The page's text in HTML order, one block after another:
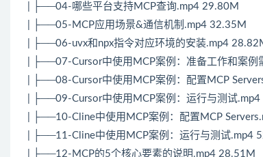
| ├──04-哪些平台支持MCP查询.mp4 29.80M
| ├──05-MCP应用场景&通信机制.mp4 32.35M
| ├──06-uvx和npx指令对应环境的安装.mp4
| ├──07-Cursor中使用MCP案例：准备工作和案例
| ├──08-Cursor中使用MCP案例：配置MCP
| ├──09-Cursor中使用MCP案例：运行与测试
| ├──10-Cline中使用MCP案例：配置MCP
| ├──11-Cline中使用MCP案例：运行与测试.mp4
| ├──12-MCP的5个核心要素的说明.mp4 28.51M